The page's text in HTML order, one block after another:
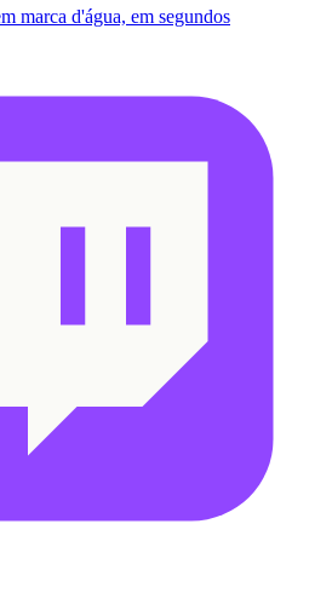
marca d'água, em segundos